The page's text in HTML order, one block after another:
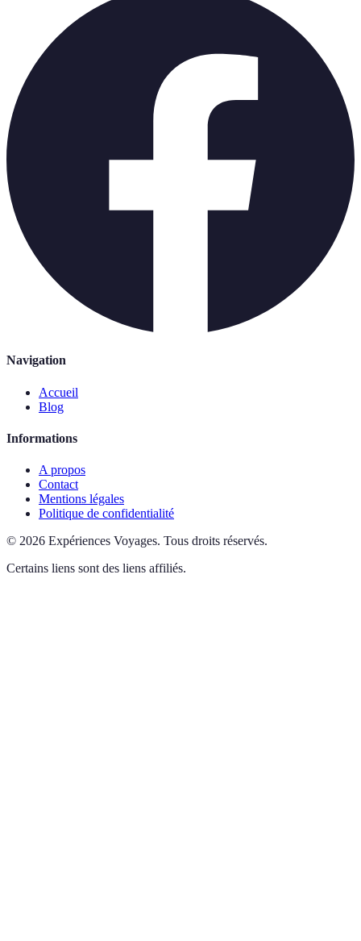
Navigation
Accueil
Blog
Informations
A propos
Contact
Mentions légales
Politique de confidentialité
© 2026 Expériences Voyages. Tous droits réservés.
Certains liens sont des liens affiliés.